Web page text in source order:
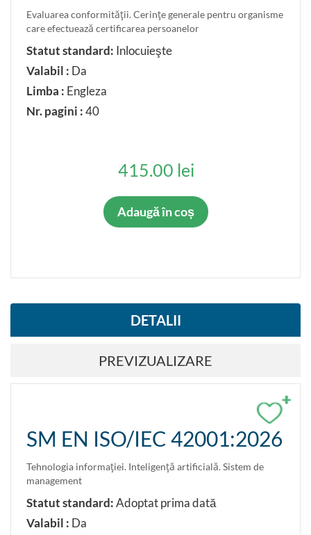
Evaluarea conformităţii. Cerinţe generale pentru organisme
care efectuează certificarea persoanelor
Statut standard: Inlocuieşte
Valabil : Da
Limba : Engleza
Nr. pagini :40
415.00 lei
Adaugă în coș
DETALII
PREVIZUALIZARE
+
SM EN ISO/IEC 42001:2026
Tehnologia informaţiei. Inteligenţă artificială. Sistem de
management
Statut standard:Adoptat prima dată
Valabil : Da